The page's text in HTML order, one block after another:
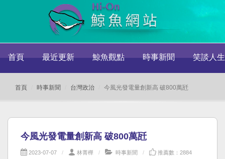
首頁 最近更新 鯨魚觀點 時事新聞 笑談人生
首頁 時事新聞 台灣政治 今風光發電量創新高 破800萬瓩
今風光發電量創新高 破800萬瓩
2023-07-07 林菁樺 時事新聞 推薦數：2884